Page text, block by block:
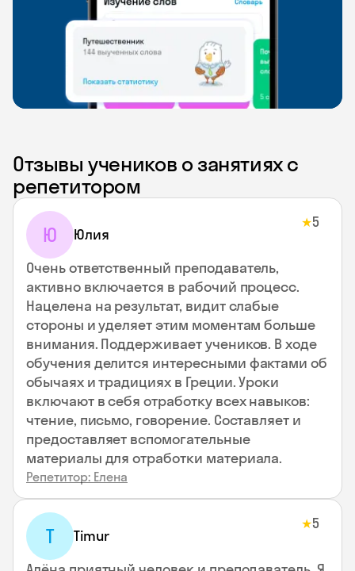
Отзывы учеников о занятиях с
репетитором
Ю Юлия
★5
Очень ответственный преподаватель,
активно включается в рабочий процесс.
Нацелена на результат, видит слабые
стороны и уделяет этим моментам больше
внимания. Поддерживает учеников. В ходе
обучения делится интересными фактами об
обычаях и традициях в Греции. Уроки
включают в себя отработку всех навыков:
чтение, письмо, говорение. Составляет и
предоставляет вспомогательные
материалы для отработки материала.
Репетитор: Елена
T Timur
★5